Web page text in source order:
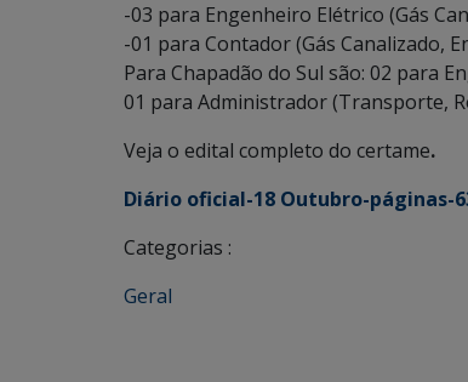
-03 para Engenheiro Elétrico (Gás
-01 para Contador (Gás Canalizado,
Para Chapadão do Sul são: 02 para
01 para Administrador (Transporte,
Veja o edital completo do certame.
Diário oficial-18 Outubro-páginas-
Categorias :
Geral